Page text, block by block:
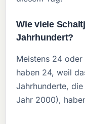
Wie viele
Jahrhundert?
Meistens 24
haben 24, weil
Jahrhunderte,
Jahr 2000),